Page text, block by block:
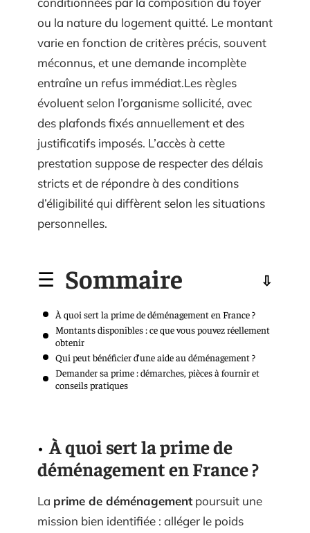
ou la nature du logement quitté. Le montant
varie en fonction de critères précis, souvent
méconnus, et une demande incomplète
entraîne un refus immédiat.Les règles
évoluent selon l’organisme sollicité, avec
des plafonds fixés annuellement et des
justificatifs imposés. L’accès à cette
prestation suppose de respecter des délais
stricts et de répondre à des conditions
d’éligibilité qui diffèrent selon les situations
personnelles.
Sommaire
À quoi sert la prime de déménagement en France ?
Montants disponibles : ce que vous pouvez réellement
obtenir
Qui peut bénéficier d’une aide au déménagement ?
Demander sa prime : démarches, pièces à fournir et
conseils pratiques
À quoi sert la prime de
déménagement en France ?
La prime de déménagementpoursuit une
mission bien identifiée : alléger le poids